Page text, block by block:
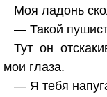
Моя ладонь
— Такой
Тут он
мои глаза.
— Я тебя